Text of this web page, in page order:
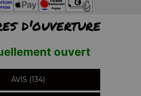
d'ouverture
ouvert
AVIS (134)